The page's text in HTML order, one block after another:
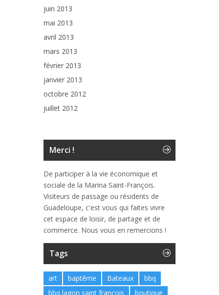
juin 2013
mai 2013
avril 2013
mars 2013
février 2013
janvier 2013
octobre 2012
juillet 2012
Merci !
De participer à la vie économique et
sociale de la Marina Saint-François.
Visiteurs de passage ou résidents de
Guadeloupe, c'est vous qui faites vivre
cet espace de loisir, de partage et de
commerce. Nous vous en remercions !
Tags
art baptême Bateaux
bbq
bbq lagon saint françois
boutique